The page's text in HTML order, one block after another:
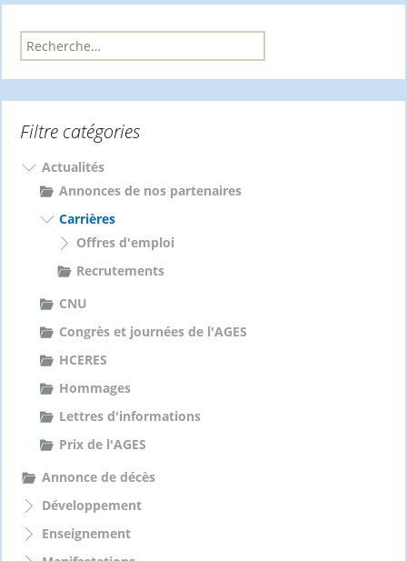
R
e
r
h
Filtre catégories
Actualités
Annonces de nos partenaires
Carrières
Offres d'emploi
Recrutements
CNU
Congrès et journées de l'AGES
HCERES
Hommages
Lettres d'informations
Prix de l'AGES
Annonce de décès
Développement
Enseignement